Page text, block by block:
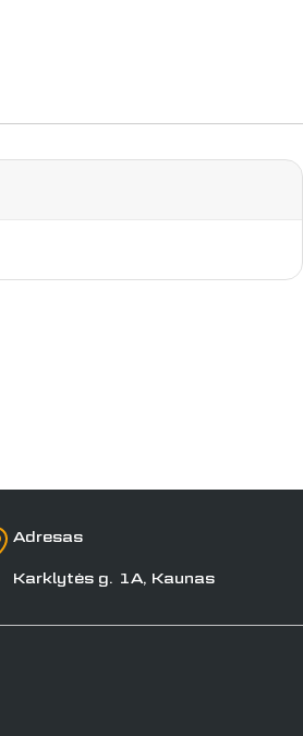
Adresas
Karklytės g. 1A, Kaunas